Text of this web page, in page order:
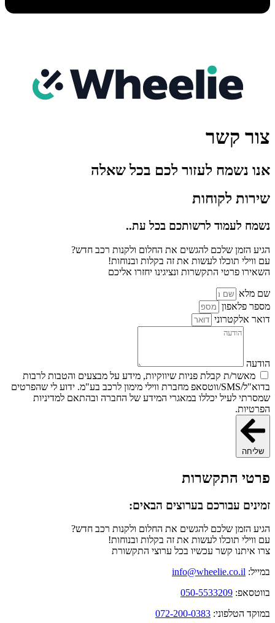
צור קשר
אנו נשמח לעזור לכם בכל שאלה
שירות לקוחות
נשמח לעמוד לרשותכם בכל עת..
הגיע הזמן שלכם להגשים את החלום ולקנות רכב חדש?
עם ווילי תוכלו לעשות את זה בקלות ובנוחות!
השאירו פרטי התקשרות ונציגינו יחזרו אליכם
שם מלא
מספר פלאפון
דואר אלקטרוני
הודעה
מאשר/ת קבלת פניות שיווקיות, מידע על מבצעים והטבות לרבות
בדוא"ל/SMS/ווטסאפ מחברת ווילי מימון לרכב בע"מ. ידוע לי שהפרטים
שמסרתי לעיל יכללו במאגרי המידע של החברה ובהתאם למדיניות
הפרטיות.
שליחה
פרטי התקשרות
זמינים עבורכם בערוצים הבאים:
הגיע הזמן שלכם להגשים את החלום ולקנות רכב חדש?
עם ווילי תוכלו לעשות את זה בקלות ובנוחות!
צרו איתנו קשר עכשיו בכל ערוצי התקשורת
במייל: info@wheelie.co.il
בווטסאפ: 050-5533209
במוקד הטלפוני: 072-200-0383